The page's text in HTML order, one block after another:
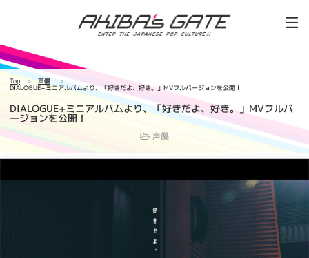
Top 声優
DIALOGUE+ミニアルバムより、「好きだよ、好き。」MVフルバージョンを公開！
DIALOGUE+ミニアルバムより、「好きだよ、好き。」MVフルバ
ージョンを公開！
声優